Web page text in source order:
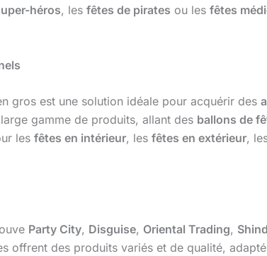
héros, les fêtes de pirates ou les fêtes
gros est une solution idéale pour acquérir des
gamme de produits, allant des ballons de
les fêtes en intérieur, les fêtes en extérieur,
Party City, Disguise, Oriental Trading,
offrent des produits variés et de qualité,